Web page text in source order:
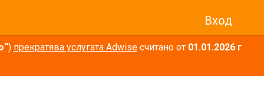
Вход
) прекратява услугата Adwiseсчитано от 01.01.2026 г.